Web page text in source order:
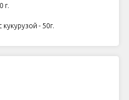
г.
кукурузой - 50г.